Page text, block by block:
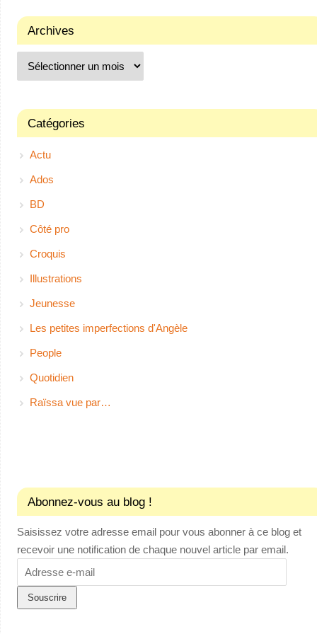
Archives
Catégories
Actu
Ados
BD
Côté pro
Croquis
Illustrations
Jeunesse
Les petites imperfections d'Angèle
People
Quotidien
Raïssa vue par…
Abonnez-vous au blog !
Saisissez votre adresse email pour vous abonner à ce blog et
recevoir une notification de chaque nouvel article par email.
Adresse
e-
mail